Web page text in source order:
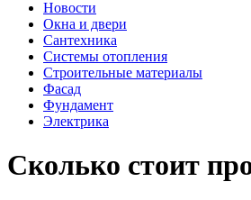
Новости
Окна и двери
Сантехника
Системы отопления
Строительные материалы
Фасад
Фундамент
Электрика
Сколько стоит